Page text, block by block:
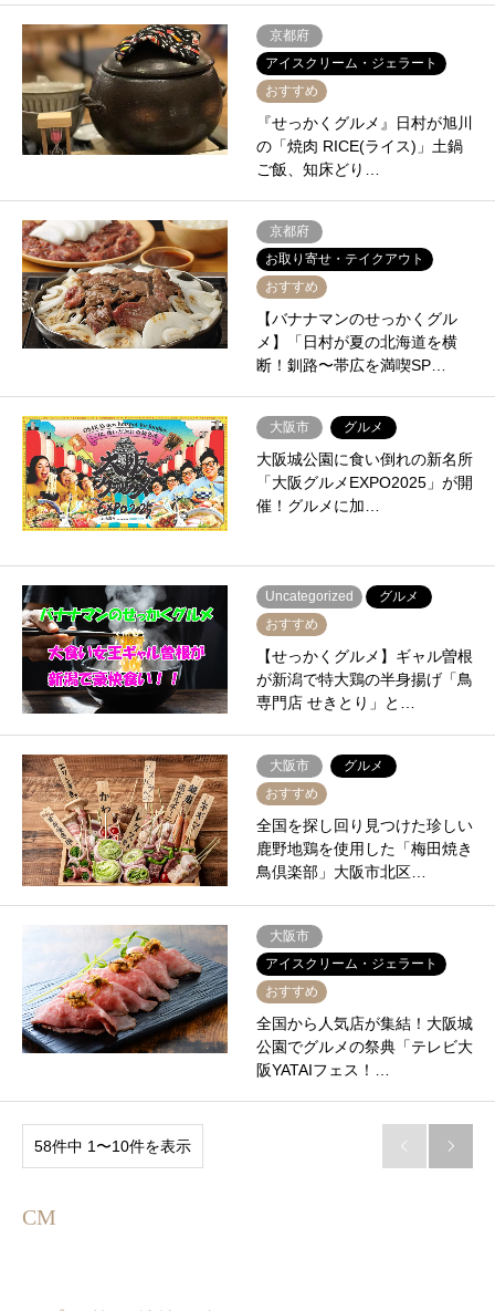
京都府
アイスクリーム・ジェラート
おすすめ
『せっかくグルメ』日村が旭川
の「焼肉 RICE(ライス)」土鍋
ご飯、知床どり…
京都府
お取り寄せ・テイクアウト
おすすめ
【バナナマンのせっかくグル
メ】「日村が夏の北海道を横
断！釧路〜帯広を満喫SP…
大阪市 グルメ
大阪城公園に食い倒れの新名所
「大阪グルメEXPO2025」が開
催！グルメに加…
Uncategorized
グルメ
おすすめ
【せっかくグルメ】ギャル曽根
が新潟で特大鶏の半身揚げ「鳥
専門店 せきとり」と…
大阪市
グルメ
おすすめ
全国を探し回り見つけた珍しい
鹿野地鶏を使用した「梅田焼き
鳥倶楽部」大阪市北区…
大阪市
アイスクリーム・ジェラート
おすすめ
全国から人気店が集結！大阪城
公園でグルメの祭典「テレビ大
阪YATAIフェス！…
58件中 1〜10件を表示  
CM